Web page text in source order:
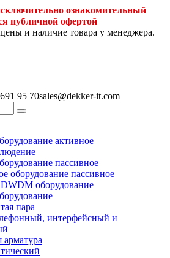
ознакомительный
публичной офертой
и наличие товара у менеджера.
95 70sales@dekker-it.com
активное
пассивное
оборудование пассивное
оборудование
пара
интерфейсный и
арматура